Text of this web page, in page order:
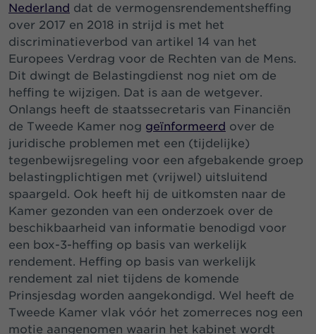
Nederland dat de vermogensrendementsheffing
over 2017 en 2018 in strijd is met het
discriminatieverbod van artikel 14 van het
Europees Verdrag voor de Rechten van de Mens.
Dit dwingt de Belastingdienst nog niet om de
heffing te wijzigen. Dat is aan de wetgever.
Onlangs heeft de staatssecretaris van Financiën
de Tweede Kamer nog geïnformeerd over de
juridische problemen met een (tijdelijke)
tegenbewijsregeling voor een afgebakende groep
belastingplichtigen met (vrijwel) uitsluitend
spaargeld. Ook heeft hij de uitkomsten naar de
Kamer gezonden van een onderzoek over de
beschikbaarheid van informatie benodigd voor
een box-3-heffing op basis van werkelijk
rendement. Heffing op basis van werkelijk
rendement zal niet tijdens de komende
Prinsjesdag worden aangekondigd. Wel heeft de
Tweede Kamer vlak vóór het zomerreces nog een
motie aangenomen waarin het kabinet wordt